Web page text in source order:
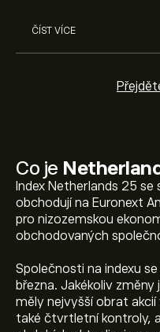
Co je
Index Netherlands 25 se
obchodují na Euronext
pro nizozemskou
obchodovaných
Společnosti na indexu
března. Jakékoliv
měly nejvyšší obrat akcií
také čtvrtletní kontroly,
ČÍST VÍCE
Aktuální cena NL25 je